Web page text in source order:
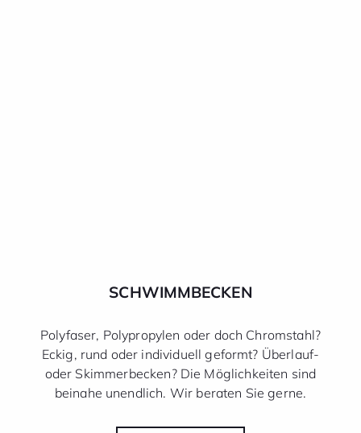
SCHWIMM­BECKEN
Polyfaser, Polypropylen oder doch Chromstahl?
Eckig, rund oder individuell geformt? Überlauf-
oder Skimmerbecken? Die Möglichkeiten sind
beinahe unendlich. Wir beraten Sie gerne.